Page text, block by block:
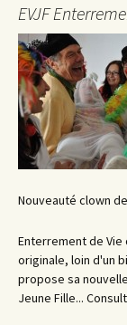
EVJF
Nouveauté clown
Enterrement de Vie
originale, loin d'un
propose sa
Jeune Fille...